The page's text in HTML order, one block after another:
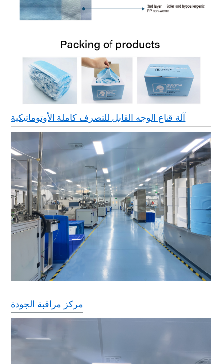
آلة قناع الوجه القابل للتصرف كاملة الأوتوماتيكية
مركز مراقبة الجودة